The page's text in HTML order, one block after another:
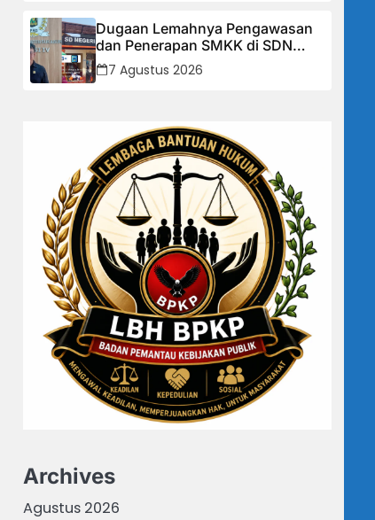
Dugaan Lemahnya Pengawasan
dan Penerapan SMKK di SDN
Manggis, Ketua Komisi IV “Kami
Tidak Akan Segan Menindak”
7 Agustus 2026
Archives
Agustus 2026